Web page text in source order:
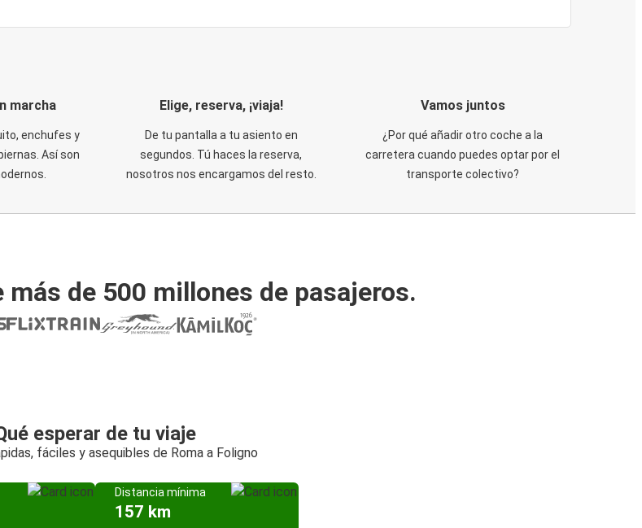
marcha
enchufes y
Así son
Elige, reserva, ¡viaja!
De tu pantalla a tu asiento en
segundos. Tú haces la reserva,
nosotros nos encargamos del resto.
Vamos juntos
¿Por qué añadir otro coche a la
carretera cuando puedes optar por el
transporte colectivo?
más de 500 millones de pasajeros.
esperar de tu viaje
fáciles y asequibles de Roma a Foligno
Distancia mínima
157 km